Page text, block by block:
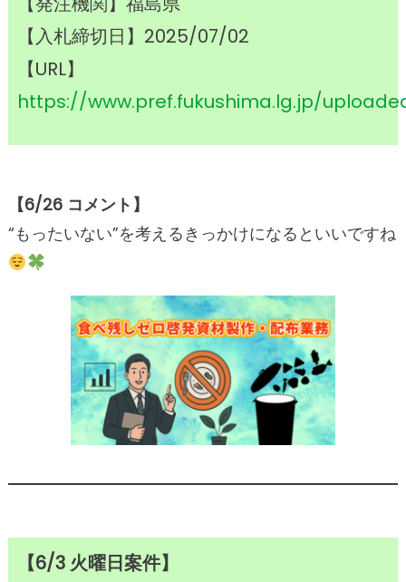
【入札締切日】2025/07/02
【URL】
https://www.pref.fukushima.lg.jp/
【6/26 コメント】
“もったいない”を考えるきっかけになるといいですね
【6/3 火曜日案件】